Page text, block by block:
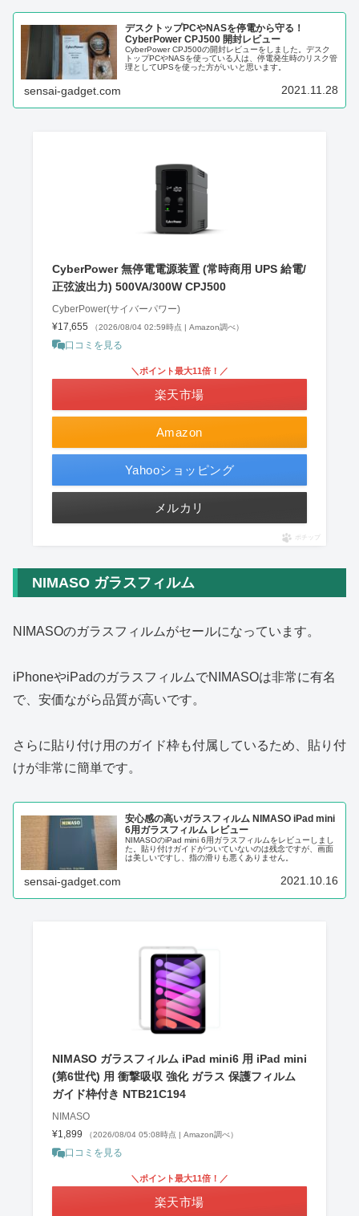
デスクトップPCやNASを停電から守る！
CyberPower CPJ500 開封レビュー
CyberPower CPJ500の開封レビューをしました。デスク
トップPCやNASを使っている人は、停電発生時のリスク管
理としてUPSを使った方がいいと思います。
sensai-gadget.com 2021.11.28
CyberPower 無停電電源装置 (常時商用 UPS 給電/
正弦波出力) 500VA/300W CPJ500
CyberPower(サイバーパワー)
¥17,655
（2026/08/04 02:59時点 | Amazon調べ）
口コミを見る
Amazon
＼ポイント最大11倍！／
楽天市場
Yahooショッピング
メルカリ
ポチップ
NIMASO ガラスフィルム
NIMASOのガラスフィルムがセールになっています。
iPhoneやiPadのガラスフィルムでNIMASOは非常に有名
で、安価ながら品質が高いです。
さらに貼り付け用のガイド枠も付属しているため、貼り付
けが非常に簡単です。
安心感の高いガラスフィルム NIMASO iPad mini
6用ガラスフィルム レビュー
NIMASOのiPad mini 6用ガラスフィルムをレビューしまし
た。貼り付けガイドがついていないのは残念ですが、画面
は美しいですし、指の滑りも悪くありません。
sensai-gadget.com 2021.10.16
NIMASO ガラスフィルム iPad mini6 用 iPad mini
(第6世代) 用 衝撃吸収 強化 ガラス 保護フィルム
ガイド枠付き NTB21C194
NIMASO
¥1,899
（2026/08/04 05:08時点 | Amazon調べ）
口コミを見る
＼ポイント最大11倍！／
楽天市場